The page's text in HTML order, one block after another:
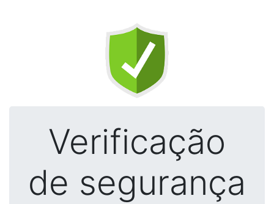
Verificação
de segurança